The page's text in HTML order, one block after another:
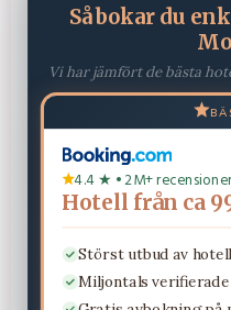
Så bokar du
Vi har jämfört de bästa
4.4 ★ • 2M+ recensioner
Hotell från ca
Störst utbud av
Miljontals